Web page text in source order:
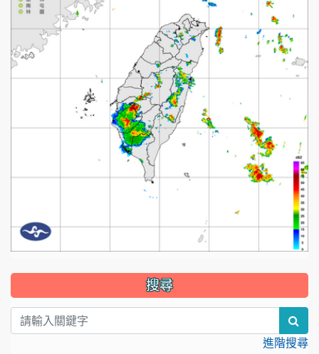
::: 搜尋
進階搜尋